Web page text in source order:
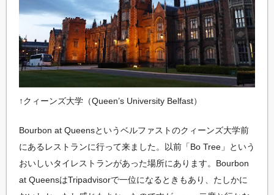
↑クィーンズ大学（Queen’s University Belfast）
Bourbon at Queensというベルファストのクィーンズ大学前
にあるレストランに行って来ました。以前「Bo Tree」という
おいしいタイレストランがあった場所にあります。Bourbon
at QueensはTripadvisorで一位になるときもあり、たしかに